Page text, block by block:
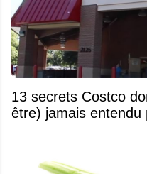
13 secrets Costco
être) jamais entendu